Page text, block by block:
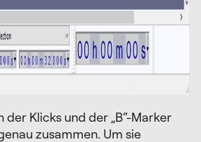
der Klicks und der „B“-Marker
zusammen. Um sie